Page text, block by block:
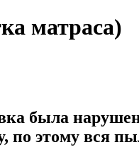
матраса)
была
по этому вся